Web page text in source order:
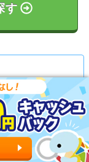
す
さ詳細はこちら
記事を読む ▶